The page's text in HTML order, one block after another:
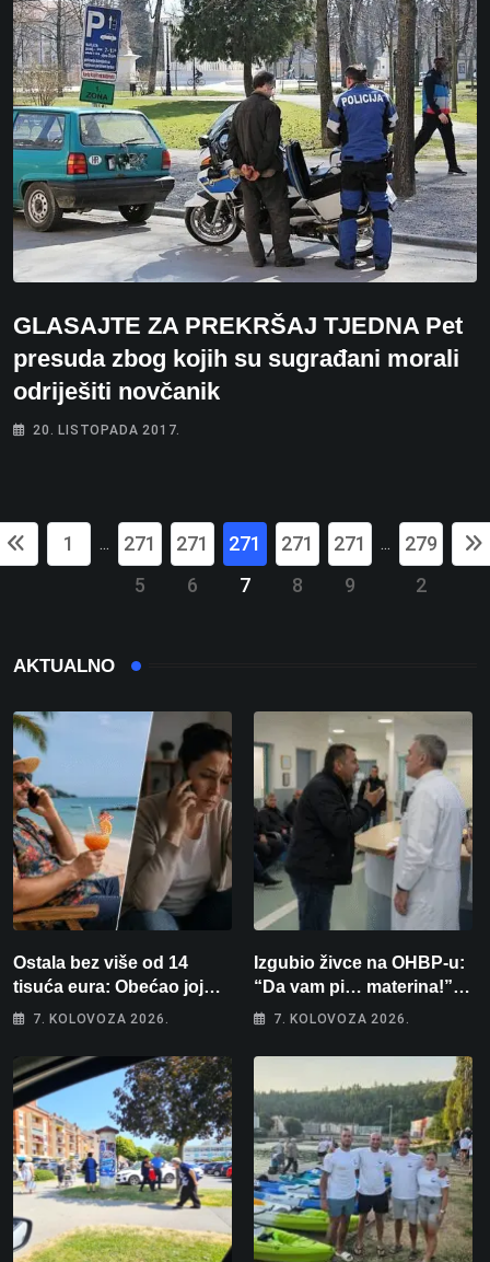
GLASAJTE ZA PREKRŠAJ TJEDNA Pet
presuda zbog kojih su sugrađani morali
odriješiti novčanik
20. LISTOPADA 2017.
1 ...
271
5
271
6
271
7
271
8
271
9
...
279
2
AKTUALNO
Ostala bez više od 14
tisuća eura: Obećao joj
auto za tjedan dana, a
7. KOLOVOZA 2026.
Izgubio živce na OHBP-u:
“Da vam pi… materina!”
Zbog člana obitelji vrijeđao
7. KOLOVOZA 2026.